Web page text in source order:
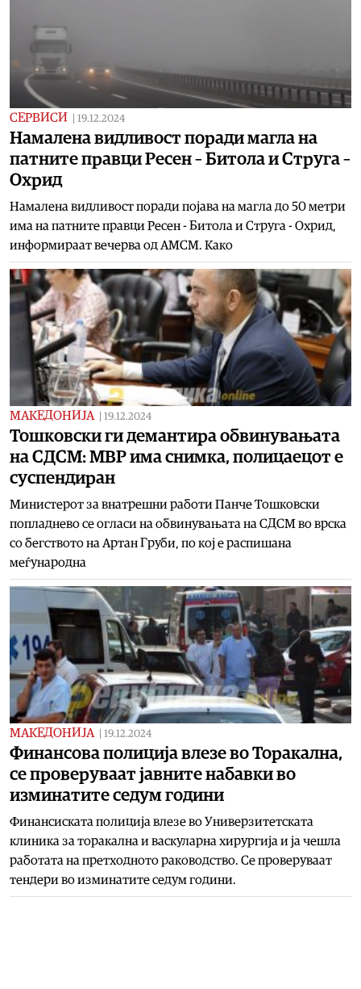
СЕРВИСИ 19.12.2024
Намалена видливост поради магла на
патните правци Ресен – Битола и Струга –
Охрид
Намалена видливост поради појава на магла до 50 метри
има на патните правци Ресен - Битола и Струга - Охрид,
информираат вечерва од АМСМ. Како
МАКЕДОНИЈА 19.12.2024
Тошковски ги демантира обвинувањата
на СДСМ: МВР има снимка, полицаецот е
суспендиран
Министерот за внатрешни работи Панче Тошковски
попладнево се огласи на обвинувањата на СДСМ во врска
со бегството на Артан Груби, по кој е распишана
меѓународна
МАКЕДОНИЈА 19.12.2024
Финансова полиција влезе во Торакална,
се проверуваат јавните набавки во
изминатите седум години
Финансиската полиција влезе во Универзитетската
клиника за торакална и васкуларна хирургија и ја чешла
работата на претходното раководство. Се проверуваат
тендери во изминатите седум години.